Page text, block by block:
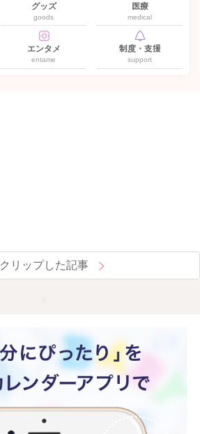
グッズ
goods
医療
medical
エンタメ
entame
制度・支援
support
クリップした記事